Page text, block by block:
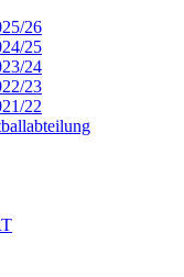
26
25
24
23
22